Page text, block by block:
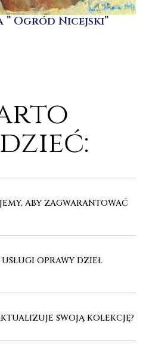
” Ogród Nicejski”
ABY ZAGWARANTOWAĆ
OPRAWY DZIEŁ
SWOJĄ KOLEKCJĘ?